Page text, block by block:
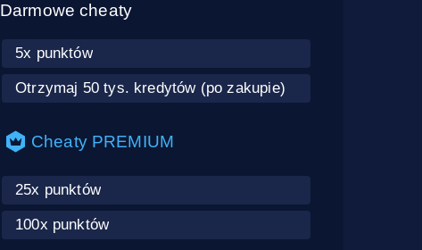
Darmowe cheaty
5x punktów
Otrzymaj 50 tys. kredytów (po zakupie)
Cheaty PREMIUM
25x punktów
100x punktów